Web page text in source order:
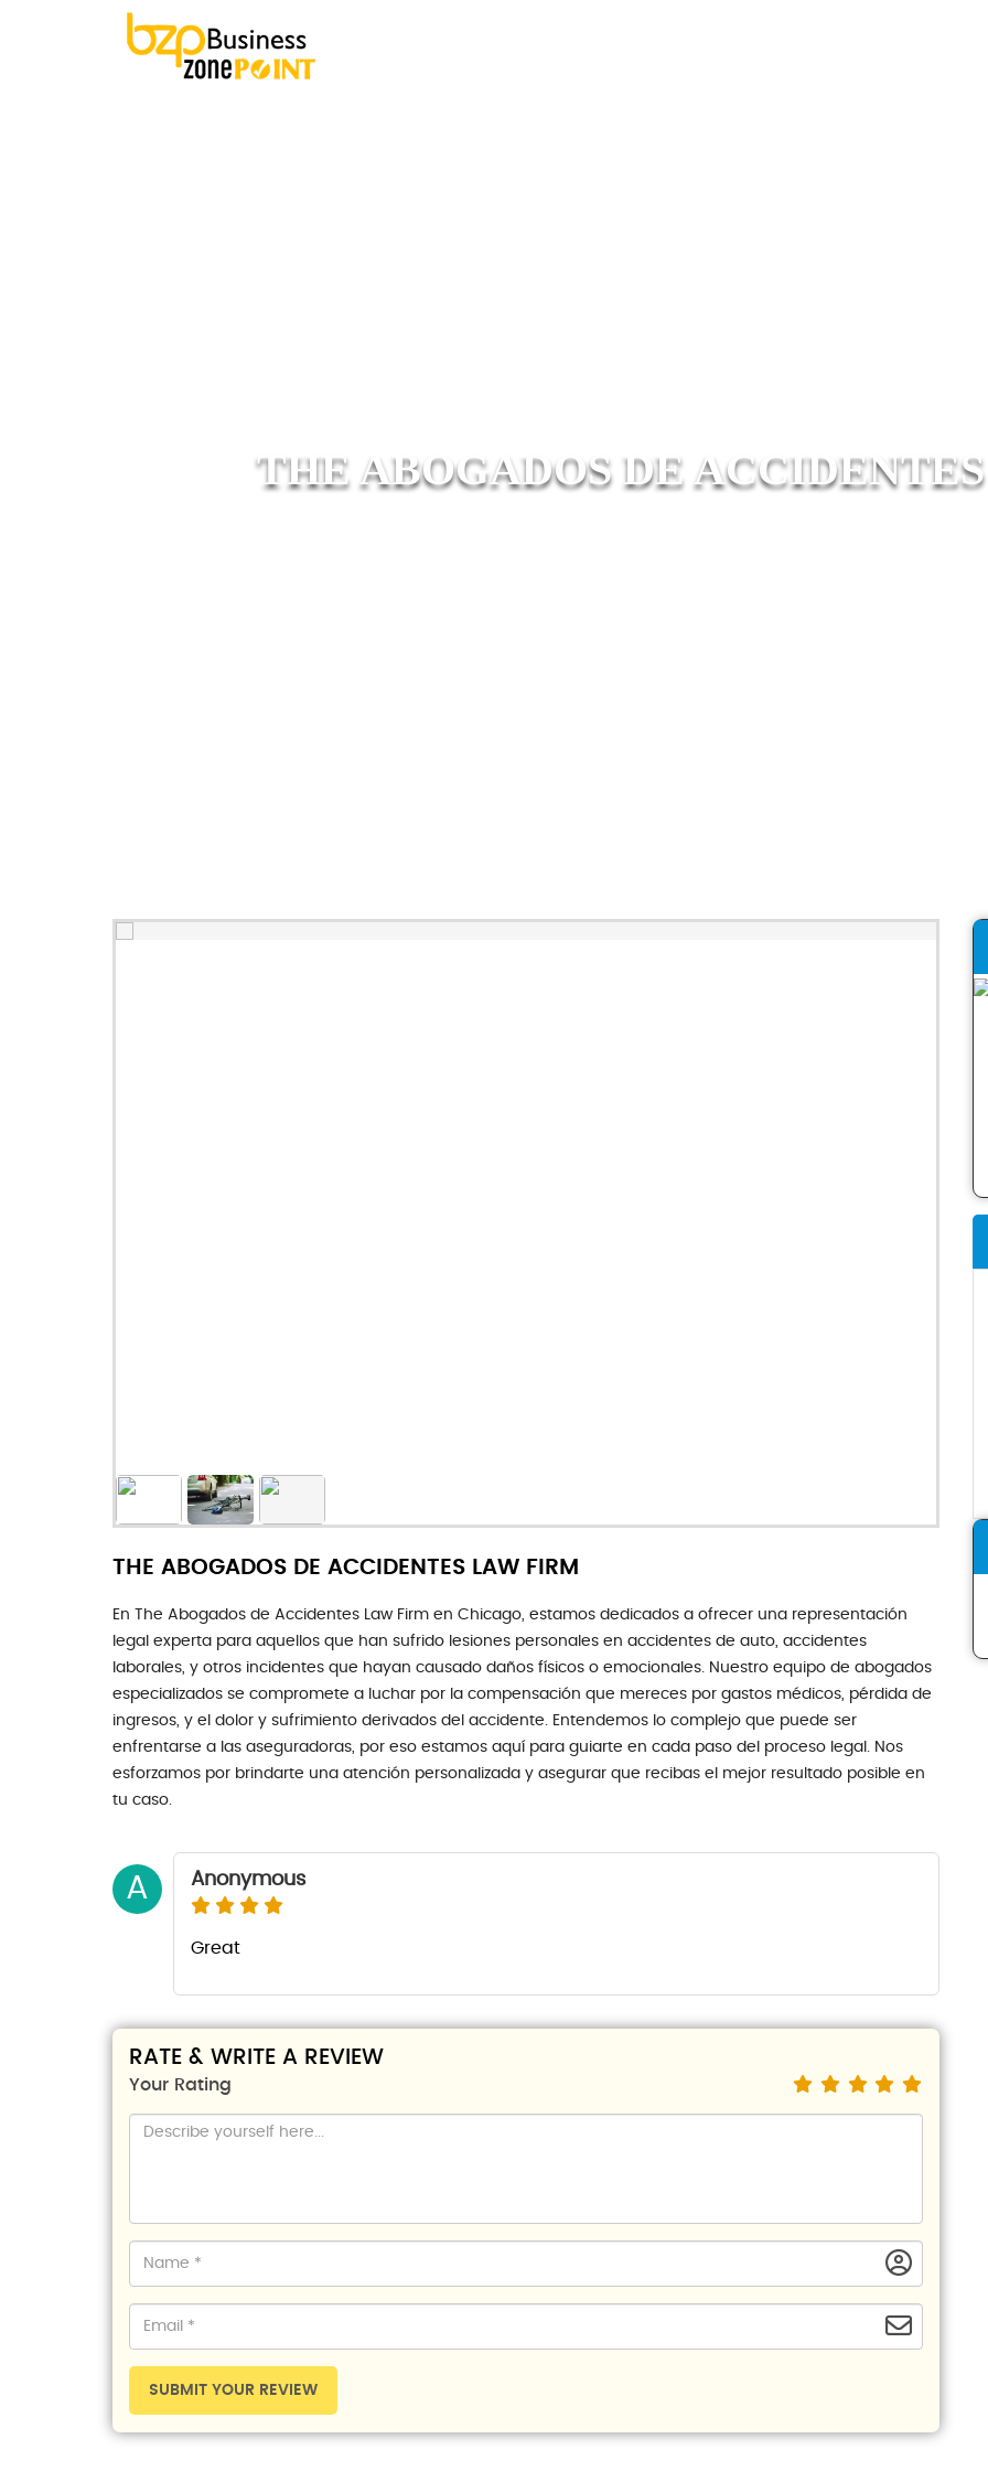
THE ABOGADOS DE
THE ABOGADOS DE ACCIDENTES LAW FIRM
En The Abogados de Accidentes Law Firm en Chicago, estamos dedicados a ofrecer una representación
legal experta para aquellos que han sufrido lesiones personales en accidentes de auto, accidentes
laborales, y otros incidentes que hayan causado daños físicos o emocionales. Nuestro equipo de abogados
especializados se compromete a luchar por la compensación que mereces por gastos médicos, pérdida de
ingresos, y el dolor y sufrimiento derivados del accidente. Entendemos lo complejo que puede ser
enfrentarse a las aseguradoras, por eso estamos aquí para guiarte en cada paso del proceso legal. Nos
esforzamos por brindarte una atención personalizada y asegurar que recibas el mejor resultado posible en
tu caso.
A Anonymous
Great
RATE & WRITE A REVIEW
Your Rating
SUBMIT YOUR REVIEW